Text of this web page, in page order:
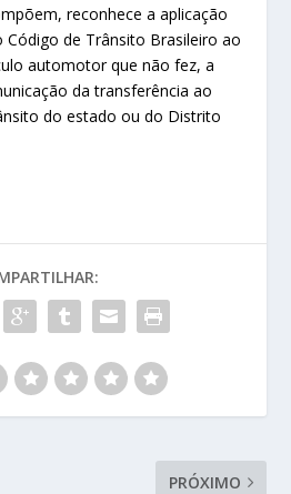
reconhece a aplicação
de Trânsito Brasileiro ao
automotor que não fez, a
da transferência ao
do estado ou do Distrito
PRÓXIMO